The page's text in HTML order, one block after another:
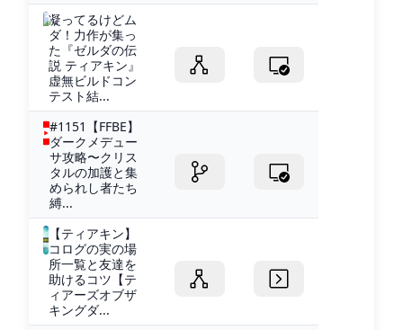
凝ってるけどム
ダ！力作が集っ
た『ゼルダの伝
説 ティアキン』
虚無ビルドコン
テスト結...
#1151【FFBE】
ダークメデュー
サ攻略〜クリス
タルの加護と集
められし者たち
縛...
【ティアキン】
コログの実の場
所一覧と友達を
助けるコツ【テ
ィアーズオブザ
キングダ...